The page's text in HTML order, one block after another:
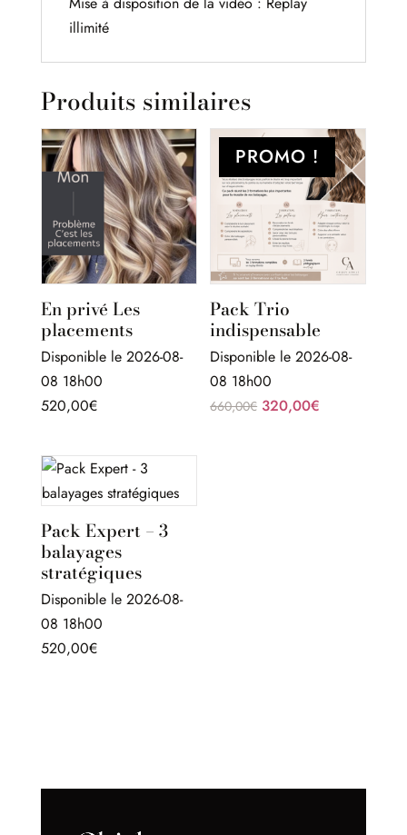
illimité
Produits similaires
En privé Les
placements
Disponible le 2026-08-
08 18h00
520,00€
PROMO !
Pack Trio
indispensable
Disponible le 2026-08-
08 18h00
660,00€ Le
320,00€
Pack Expert – 3
balayages
stratégiques
Disponible le 2026-08-
08 18h00
520,00€